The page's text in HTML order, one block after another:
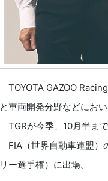
TOYOTA GAZOO
と車両開発分野などにお
TGRが今季、10月半ま
FIA（世界自動車連盟）
リー選手権）に出場。